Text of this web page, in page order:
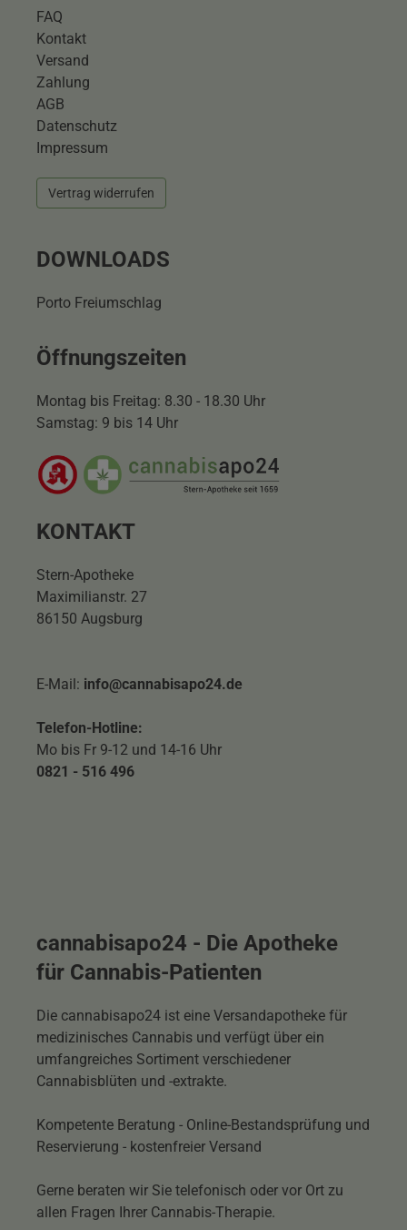
FAQ
Kontakt
Versand
Zahlung
AGB
Datenschutz
Impressum
Vertrag widerrufen
DOWNLOADS
Porto Freiumschlag
Öffnungszeiten
Montag bis Freitag: 8.30 - 18.30 Uhr
Samstag: 9 bis 14 Uhr
KONTAKT
Stern-Apotheke
Maximilianstr. 27
86150 Augsburg
E-Mail: info@cannabisapo24.de
Telefon-Hotline:
Mo bis Fr 9-12 und 14-16 Uhr
0821 - 516 496
cannabisapo24 - Die Apotheke
für Cannabis-Patienten
Die cannabisapo24 ist eine Versandapotheke für
medizinisches Cannabis und verfügt über ein
umfangreiches Sortiment verschiedener
Cannabisblüten und -extrakte.
Kompetente Beratung - Online-Bestandsprüfung und
Reservierung - kostenfreier Versand
Gerne beraten wir Sie telefonisch oder vor Ort zu
allen Fragen Ihrer Cannabis-Therapie.